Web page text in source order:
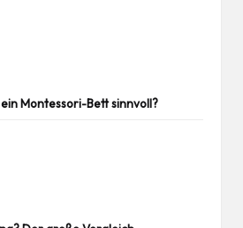
Montessori-Bett sinnvoll?